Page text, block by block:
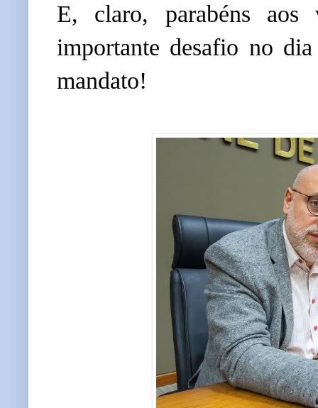
E, claro, parabéns aos
importante desafio no
mandato!